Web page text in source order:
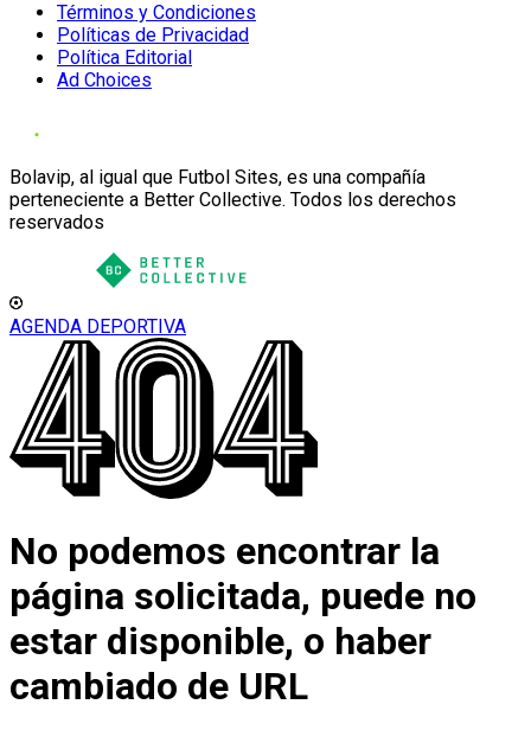
Términos y Condiciones
Políticas de Privacidad
Política Editorial
Ad Choices
Bolavip, al igual que Futbol Sites, es una compañía
perteneciente a Better Collective. Todos los derechos
reservados
AGENDA DEPORTIVA
No podemos encontrar la
página solicitada, puede no
estar disponible, o haber
cambiado de URL